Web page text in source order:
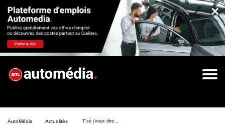
×
AutoMédia Actualités T’sé j’veux dire…